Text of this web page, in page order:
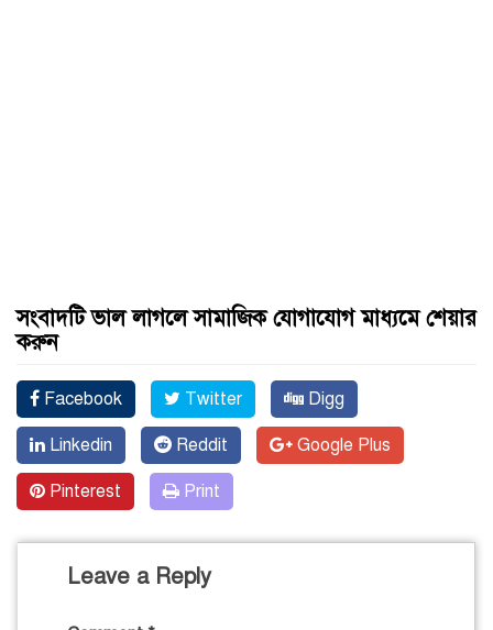
সংবাদটি ভাল লাগলে সামাজিক যোগাযোগ মাধ্যমে শেয়ার
করুন
Facebook Twitter Digg
Linkedin Reddit Google Plus
Pinterest Print
Leave a Reply